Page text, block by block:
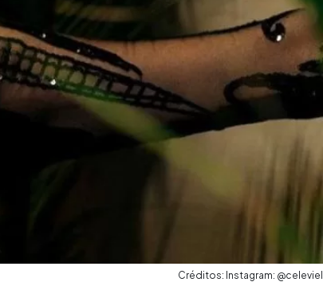
Créditos: Instagram: @celeviel